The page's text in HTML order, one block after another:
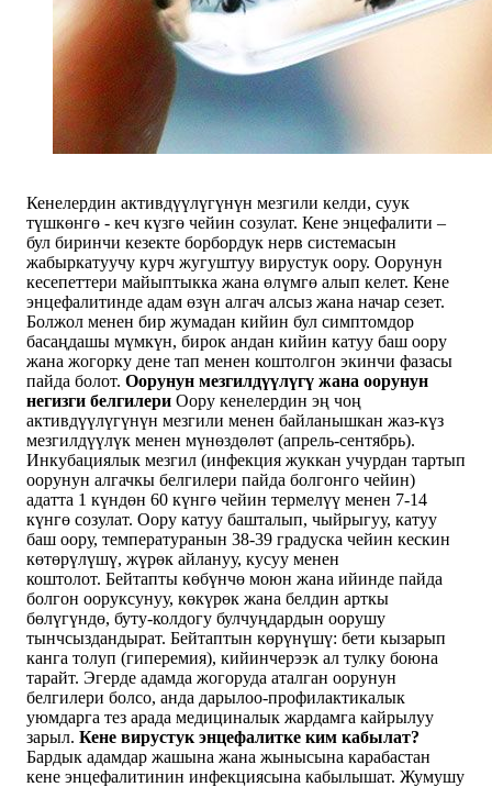
Кенелердин активдүүлүгүнүн мезгили келди, суук
түшкөнгө - кеч күзгө чейин созулат. Кене энцефалити –
бул биринчи кезекте борбордук нерв системасын
жабыркатуучу курч жугуштуу вирустук оору. Оорунун
кесепеттери майыптыкка жана өлүмгө алып келет. Кене
энцефалитинде адам өзүн алгач алсыз жана начар сезет.
Болжол менен бир жумадан кийин бул симптомдор
басаңдашы мүмкүн, бирок андан кийин катуу баш оору
жана жогорку дене тап менен коштолгон экинчи фазасы
пайда болот. Оорунун мезгилдүүлүгү жана оорунун
негизги белгилери Оору кенелердин эң чоң
активдүүлүгүнүн мезгили менен байланышкан жаз-күз
мезгилдүүлүк менен мүнөздөлөт (апрель-сентябрь).
Инкубациялык мезгил (инфекция жуккан учурдан тартып
оорунун алгачкы белгилери пайда болгонго чейин)
адатта 1 күндөн 60 күнгө чейин термелүү менен 7-14
күнгө созулат. Оору катуу башталып, чыйрыгуу, катуу
баш оору, температуранын 38-39 градуска чейин кескин
көтөрүлүшү, жүрөк айлануу, кусуу менен
коштолот. Бейтапты көбүнчө моюн жана ийинде пайда
болгон ооруксунуу, көкүрөк жана белдин арткы
бөлүгүндө, буту-колдогу булчуңдардын оорушу
тынчсыздандырат. Бейтаптын көрүнүшү: бети кызарып
канга толуп (гиперемия), кийинчерээк ал тулку боюна
тарайт. Эгерде адамда жогоруда аталган оорунун
белгилери болсо, анда дарылоо-профилактикалык
уюмдарга тез арада медициналык жардамга кайрылуу
зарыл. Кене вирустук энцефалитке ким кабылат?
Бардык адамдар жашына жана жынысына карабастан
кене энцефалитинин инфекциясына кабылышат. Жумушу